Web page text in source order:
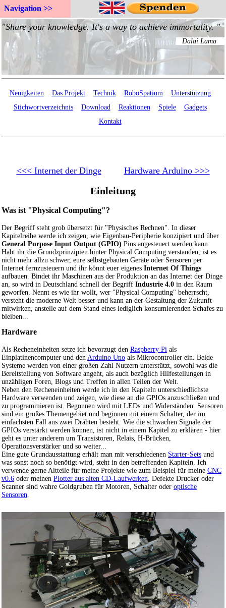
Navigation >>
Neuigkeiten Das Projekt Technik RoboSpatium
Unterstützung
Stichwortverzeichnis
Download Reaktionen Spiele
Gadgets
Kontakt
<<< Internet der Dinge Hardware Arduino >>>
Einleitung
Was ist "Physical Computing"?
Der Begriff steht grob übersetzt für "Physisches Rechnen". In dieser
Kapitelreihe werde ich zeigen, wie Eigenbau-Peripherie konzipiert und über
General Purpose Input Output (GPIO) Pins angesteuert werden kann.
Habt ihr die Grundzprinzipien hinter Physical Computing verstanden, ist es
nicht mehr allzu schwer, eure selbstgebauten Geräte oder Sensoren per
Internet fernzusteuern und ihr könnt euer eigenes Internet Of Things
aufbauen. Bindet ihr Maschinen aus der Produktion an das Internet der Dinge
an, so wird in Deutschland schnell der Begriff Industrie 4.0 in den Raum
geworfen. Nennt es wie ihr wollt, wer "Physical Computing" beherrscht,
versteht die moderne Welt besser und kann an der Gestaltung der Zukunft
mitwirken, anstelle auf dem Stand eines lediglich konsumierenden Schafes zu
bleiben...
Hardware
Als Recheneinheiten setze ich bevorzugt den Raspberry Pi als
Einplatinencomputer und den Arduino Uno als Mikrocontroller ein. Beide
Systeme werden von einer großen Zahl Nutzern unterstützt, sowohl was die
Bereitstellung von Software angeht, als auch bezüglich Hilfestellungen in
unzähligen Foren, Blogs und Treffen in allen Teilen der Welt.
Neben den Recheneinheiten werde ich in den Kapiteln unterschiedlichste
Hardware verwenden und zeigen, wie diese an die GPIOs anzuschließen und
zu programmieren ist. Begonnen wird mit LEDs und Widerständen. Sensoren
sind ein großes Themengebiet und beginnen mit einem Schalter, der im
einfachsten Fall aus zwei Drähten besteht. Wie die schwachen Signale der
GPIOs verstärkt werden können, ist nicht in einem Kapitel zu erklären - hier
geht es unter anderem um Transistoren, Relais, H-Brücken,
Operationsverstärker und so weiter...
Eine gute Grundausstattung erhält man mit verschiedenen Starter-Sets und
was sonst noch so benötigt wird, steht in den betreffenden Kapiteln. Ich
verwende gerne Altteile für meine Projekte wie zum Beispiel für meine CNC
v0.6 oder meinen Plotter aus alten CD-Laufwerken. Defekte Drucker oder
Scanner sind wahre Goldgruben für Motoren, Schalter oder optische
Sensoren.